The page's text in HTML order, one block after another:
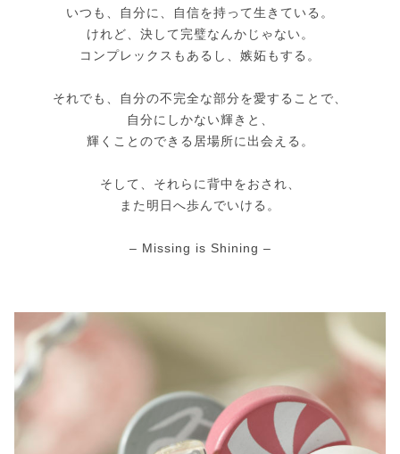
いつも、自分に、自信を持って生きている。
けれど、決して完璧なんかじゃない。
コンプレックスもあるし、嫉妬もする。
それでも、自分の不完全な部分を愛することで、
自分にしかない輝きと、
輝くことのできる居場所に出会える。
そして、それらに背中をおされ、
また明日へ歩んでいける。
– Missing is Shining –